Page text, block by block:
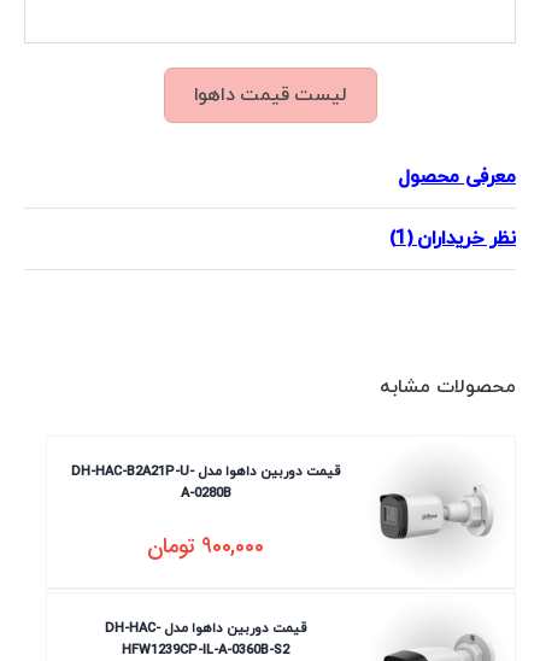
لیست قیمت داهوا
معرفی محصول
نظر خریداران (1)
محصولات مشابه
قیمت دوربین داهوا مدل DH-HAC-B2A21P-U-
A-0280B
900,000 تومان
قیمت دوربین داهوا مدل DH-HAC-
HFW1239CP-IL-A-0360B-S2